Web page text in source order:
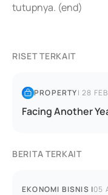
tutupnya. (end)
RISET TERKAIT
PROPERTY|28
Facing Another
BERITA TERKAIT
EKONOMI BISNIS |05